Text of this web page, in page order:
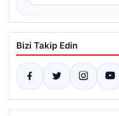
Bizi Takip Edin